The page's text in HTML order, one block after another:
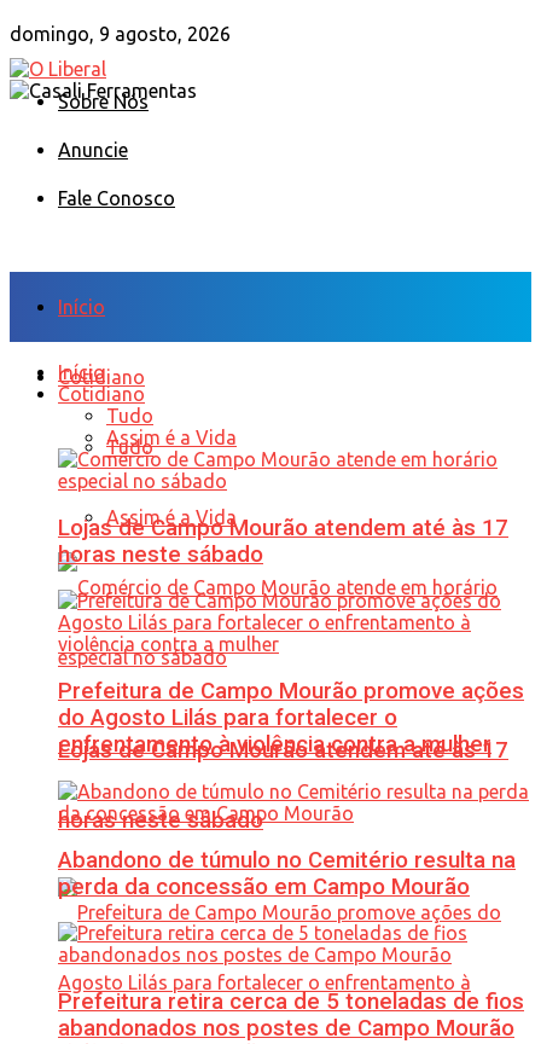
domingo, 9 agosto, 2026
Sobre Nós
Anuncie
Fale Conosco
Início
Cotidiano
Tudo
Assim é a Vida
Lojas de Campo Mourão atendem até às 17
horas neste sábado
Início
Cotidiano
Tudo
Assim é a Vida
Lojas de Campo Mourão atendem até às 17
horas neste sábado
Prefeitura de Campo Mourão promove ações
do Agosto Lilás para fortalecer o
enfrentamento à violência contra a mulher
Abandono de túmulo no Cemitério resulta na
perda da concessão em Campo Mourão
Prefeitura retira cerca de 5 toneladas de fios
abandonados nos postes de Campo Mourão